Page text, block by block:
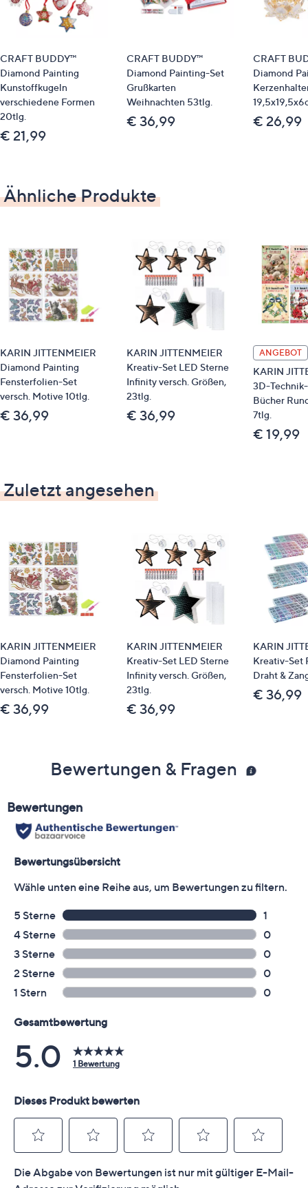
Wachsplättchen für den Stift
leeres Beutelchen
Anleitung
Material
CRAFT BUDDY™
Diamond Painting
Kunstoffkugeln
verschiedene Formen
20tlg.
€ 21,99
CRAFT BUDDY™
Diamond Painting-Set
Grußkarten
Weihnachten 53tlg.
€ 36,99
CRAFT
Diamond
€ 26,99
Ähnliche Produkte
KARIN JITTENMEIER
Diamond Painting
Fensterfolien-Set
versch. Motive 10tlg.
€ 36,99
KARIN JITTENMEIER
Kreativ-Set LED Sterne
Infinity versch. Größen,
23tlg.
€ 36,99
ANGEBOT
KARIN
3D-
Bücher
7tlg.
€ 19,99
Zuletzt angesehen
KARIN JITTENMEIER
Diamond Painting
Fensterfolien-Set
versch. Motive 10tlg.
€ 36,99
KARIN JITTENMEIER
Kreativ-Set LED Sterne
Infinity versch. Größen,
23tlg.
€ 36,99
KARIN
Kreativ-Set
Draht &
€ 36,99
Bewertungen & Fragen